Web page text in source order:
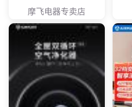
摩飞电器专卖店